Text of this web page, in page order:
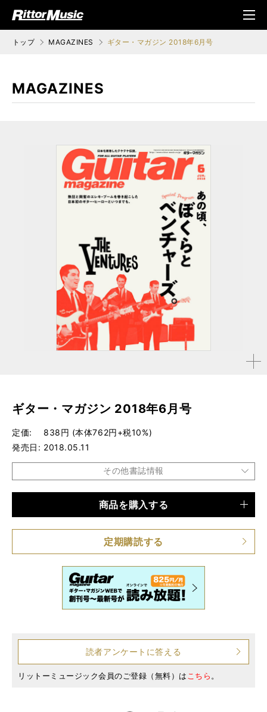
ジック (Rittor Musi
メニ
ュ
トップ MAGAZINES ギター・マガジン 2018年6月号
MAGAZINES
拡大す
ギター・マガジン 2018年6月号
定価
838円 (本体762円+税10%)
発売日
2018.05.11
その他書誌情報
仕様 A4変形判
商品を購入する
定期購読する
読者アンケートに答える
リットーミュージック会員のご登録（無料）はこちら。